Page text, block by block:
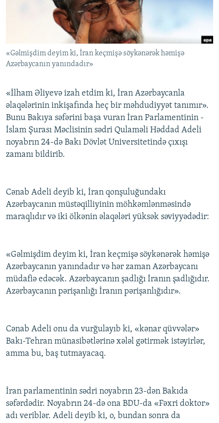
İSLAM VƏ DEMOKRATIYA
İZ - MƏDƏNIYYƏT PROQRAMI
PEŞƏ ETIKASI VƏ JURNALISTIKA STANDARTLARIMIZ
MATERIALLARIMIZDAN ISTIFADƏ
AZADLIQRADIOSU MOBIL TELEFONUNUZDA
BIZIMLƏ ƏLAQƏ
RFE/RL-in bütün saytları
«Gəlmişdim deyim ki, İran keçmişə söykənərək həmişə
Azərbaycanın yanındadır»
«İlham Əliyevə izah etdim ki, İran Azərbaycanla
əlaqələrinin inkişafında heç bir məhdudiyyət tanımır».
Bunu Bakıya səfərini başa vuran İran Parlamentinin -
İslam Şurası Məclisinin sədri Qulaməli Həddad Adeli
noyabrın 24-də Bakı Dövlət Universitetində çıxışı
zamanı bildirib.
Cənab Adeli deyib ki, İran qonşuluğundakı
Azərbaycanın müstəqilliyinin möhkəmlənməsində
maraqlıdır və iki ölkənin əlaqələri yüksək səviyyədədir:
«Gəlmişdim deyim ki, İran keçmişə söykənərək həmişə
Azərbaycanın yanındadır və hər zaman Azərbaycanı
müdafiə edəcək. Azərbaycanın şadlığı İranın şadlığıdır.
Azərbaycanın pərişanlığı İranın pərişanlığıdır».
Cənab Adeli onu da vurğulayıb ki, «kənar qüvvələr»
Bakı-Tehran münasibətlərinə xələl gətirmək istəyirlər,
amma bu, baş tutmayacaq.
İran parlamentinin sədri noyabrın 23-dən Bakıda
səfərdədir. Noyabrın 24-də ona BDU-da «Fəxri doktor»
adı veriblər. Adeli deyib ki, o, bundan sonra da